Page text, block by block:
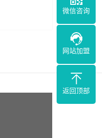
微信咨询
网站加盟
返回顶部